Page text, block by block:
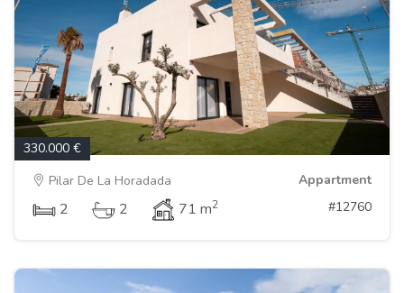
330.000 €
Pilar De La Horadada
Appartment
2 2 71 m2 #12760